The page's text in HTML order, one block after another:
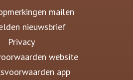
mailen
nieuwsbrief
Privacy
website
app